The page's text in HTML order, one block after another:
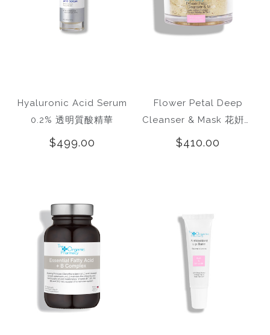
Hyaluronic Acid Serum
0.2% 透明質酸精華
$499.00
Flower Petal Deep
Cleanser & Mask 花姸燕
麥去角質面膜粉
$410.00